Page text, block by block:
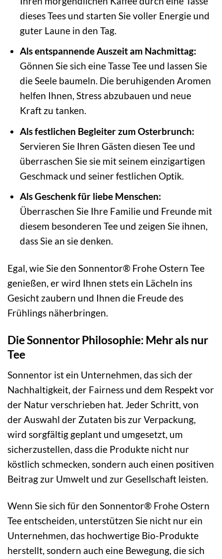
dieses Tees und starten Sie voller Energie und
guter Laune in den Tag.
Als entspannende Auszeit am Nachmittag:
Gönnen Sie sich eine Tasse Tee und lassen Sie
die Seele baumeln. Die beruhigenden Aromen
helfen Ihnen, Stress abzubauen und neue
Kraft zu tanken.
Als festlichen Begleiter zum Osterbrunch:
Servieren Sie Ihren Gästen diesen Tee und
überraschen Sie sie mit seinem einzigartigen
Geschmack und seiner festlichen Optik.
Als Geschenk für liebe Menschen:
Überraschen Sie Ihre Familie und Freunde mit
diesem besonderen Tee und zeigen Sie ihnen,
dass Sie an sie denken.
Egal, wie Sie den Sonnentor® Frohe Ostern Tee
genießen, er wird Ihnen stets ein Lächeln ins
Gesicht zaubern und Ihnen die Freude des
Frühlings näherbringen.
Die Sonnentor Philosophie: Mehr als nur
Tee
Sonnentor ist ein Unternehmen, das sich der
Nachhaltigkeit, der Fairness und dem Respekt vor
der Natur verschrieben hat. Jeder Schritt, von
der Auswahl der Zutaten bis zur Verpackung,
wird sorgfältig geplant und umgesetzt, um
sicherzustellen, dass die Produkte nicht nur
köstlich schmecken, sondern auch einen positiven
Beitrag zur Umwelt und zur Gesellschaft leisten.
Wenn Sie sich für den Sonnentor® Frohe Ostern
Tee entscheiden, unterstützen Sie nicht nur ein
Unternehmen, das hochwertige Bio-Produkte
herstellt, sondern auch eine Bewegung, die sich